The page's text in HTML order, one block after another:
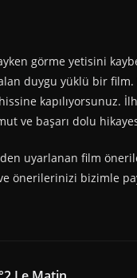
görme yetisini
duygu yüklü bir film.
kapılıyorsunuz.
ve başarı dolu
uyarlanan film
önerilerinizi bizimle